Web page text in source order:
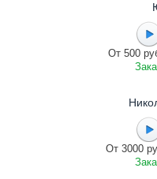
От 500
От 3000